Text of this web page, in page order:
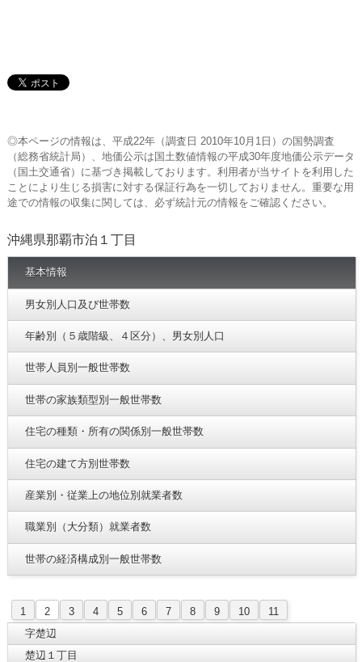
◎本ページの情報は、平成22年（調査日 2010年10月1日）の国勢調査
（総務省統計局）、地価公示は国土数値情報の平成30年度地価公示データ
（国土交通省）に基づき掲載しております。利用者が当サイトを利用した
ことにより生じる損害に対する保証行為を一切しておりません。重要な用
途での情報の収集に関しては、必ず統計元の情報をご確認ください。
沖縄県那覇市泊１丁目
基本情報
男女別人口及び世帯数
年齢別（５歳階級、４区分）、男女別人口
世帯人員別一般世帯数
世帯の家族類型別一般世帯数
住宅の種類・所有の関係別一般世帯数
住宅の建て方別世帯数
産業別・従業上の地位別就業者数
職業別（大分類）就業者数
世帯の経済構成別一般世帯数
1 2 3 4 5 6 7 8 9 10
11
字楚辺
楚辺１丁目